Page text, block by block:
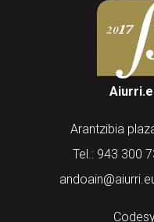
Arantzibia
Tel.: 943 300